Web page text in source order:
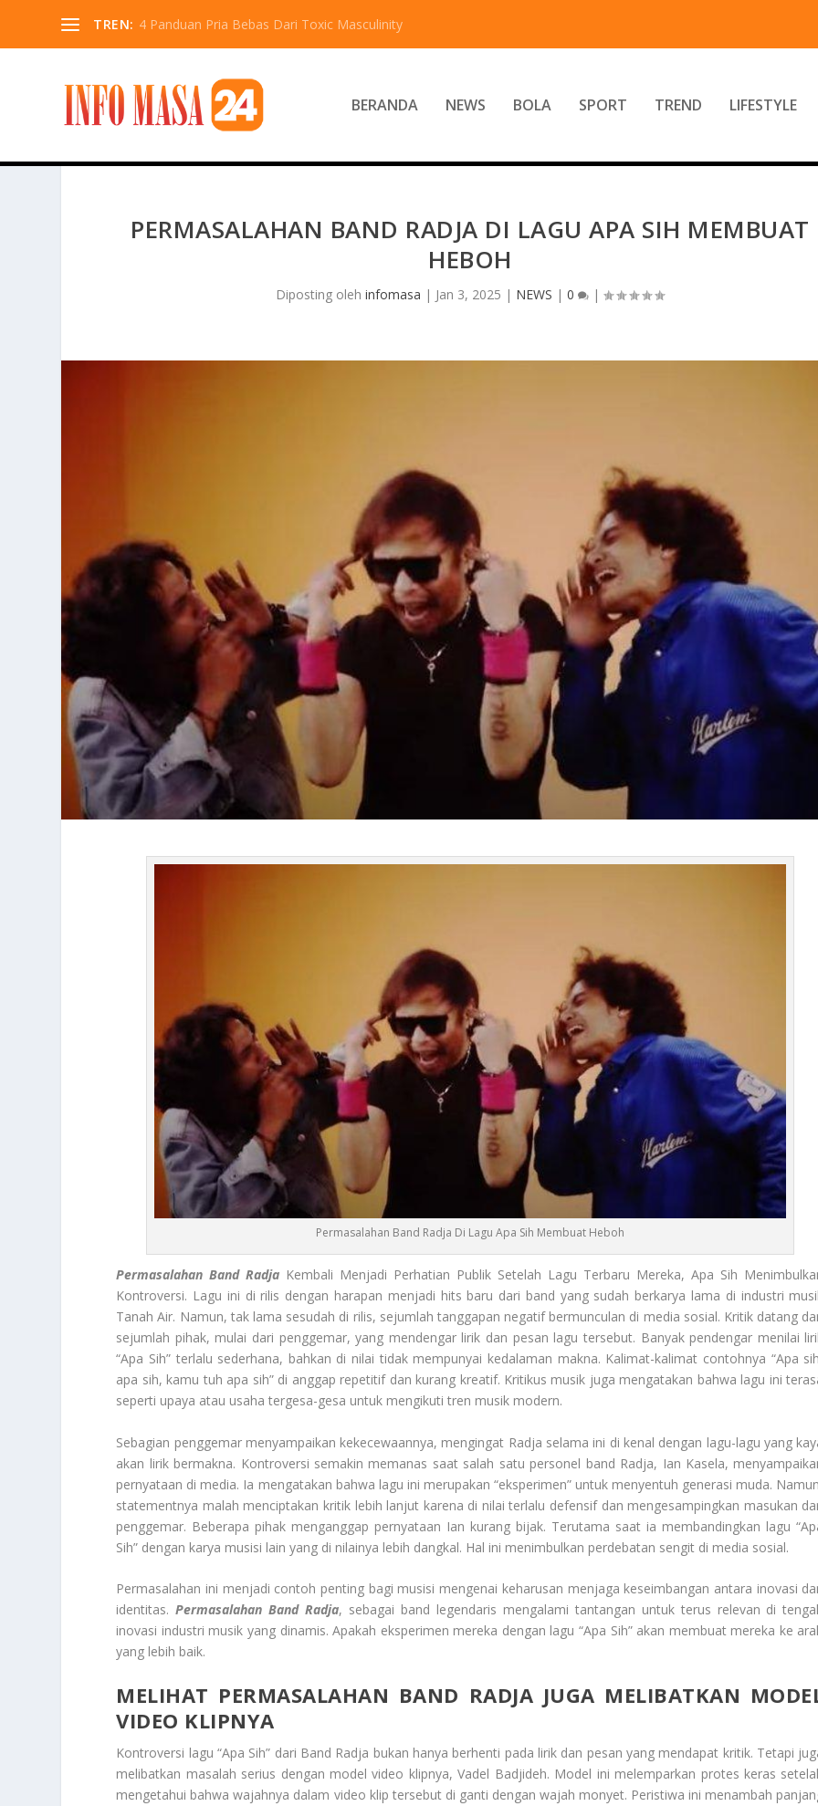
TREN: 4 Panduan Pria Bebas Dari Toxic Masculinity
BERANDA NEWS BOLA SPORT TREND LIFESTYLE
PERMASALAHAN BAND RADJA DI LAGU APA SIH MEMBUAT
HEBOH
Diposting olehinfomasa | Jan 3, 2025 | NEWS |0 |
Permasalahan Band Radja Di Lagu Apa Sih Membuat Heboh
Permasalahan Band Radja Kembali Menjadi Perhatian Publik Setelah Lagu Terbaru Mereka, Apa Sih
Kontroversi. Lagu ini di rilis dengan harapan menjadi hits baru dari band yang sudah berkarya lama di industri
Tanah Air. Namun, tak lama sesudah di rilis, sejumlah tanggapan negatif bermunculan di media sosial. Kritik datang
sejumlah pihak, mulai dari penggemar, yang mendengar lirik dan pesan lagu tersebut. Banyak pendengar menilai
“Apa Sih” terlalu sederhana, bahkan di nilai tidak mempunyai kedalaman makna. Kalimat-kalimat contohnya “Apa
apa sih, kamu tuh apa sih” di anggap repetitif dan kurang kreatif. Kritikus musik juga mengatakan bahwa lagu ini
seperti upaya atau usaha tergesa-gesa untuk mengikuti tren musik modern.
Sebagian penggemar menyampaikan kekecewaannya, mengingat Radja selama ini di kenal dengan lagu-lagu yang
akan lirik bermakna. Kontroversi semakin memanas saat salah satu personel band Radja, Ian Kasela,
pernyataan di media. Ia mengatakan bahwa lagu ini merupakan “eksperimen” untuk menyentuh generasi muda.
statementnya malah menciptakan kritik lebih lanjut karena di nilai terlalu defensif dan mengesampingkan masukan
penggemar. Beberapa pihak menganggap pernyataan Ian kurang bijak. Terutama saat ia membandingkan lagu
Sih” dengan karya musisi lain yang di nilainya lebih dangkal. Hal ini menimbulkan perdebatan sengit di media sosial.
Permasalahan ini menjadi contoh penting bagi musisi mengenai keharusan menjaga keseimbangan antara inovasi
identitas.Permasalahan Band Radja, sebagai band legendaris mengalami tantangan untuk terus relevan di
inovasi industri musik yang dinamis. Apakah eksperimen mereka dengan lagu “Apa Sih” akan membuat mereka ke
yang lebih baik.
MELIHAT PERMASALAHAN BAND RADJA JUGA MELIBATKAN
VIDEO KLIPNYA
Kontroversi lagu “Apa Sih” dari Band Radja bukan hanya berhenti pada lirik dan pesan yang mendapat kritik. Tetapi
melibatkan masalah serius dengan model video klipnya, Vadel Badjideh. Model ini melemparkan protes keras
mengetahui bahwa wajahnya dalam video klip tersebut di ganti dengan wajah monyet. Peristiwa ini menambah